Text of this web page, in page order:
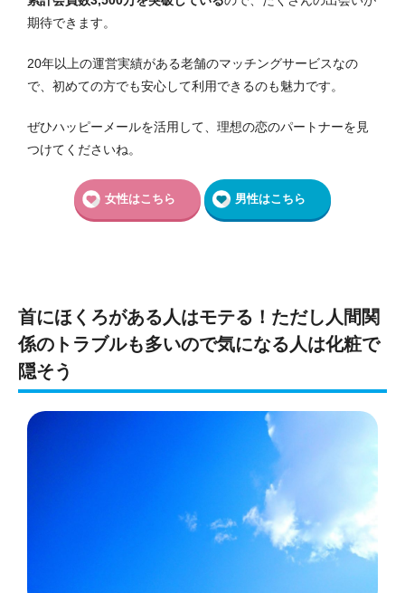
期待できます。
20年以上の運営実績がある老舗のマッチングサービスなの
で、初めての方でも安心して利用できるのも魅力です。
ぜひハッピーメールを活用して、理想の恋のパートナーを見
つけてくださいね。
女性はこちら 男性はこちら
首にほくろがある人はモテる！ただし人間関
係のトラブルも多いので気になる人は化粧で
隠そう